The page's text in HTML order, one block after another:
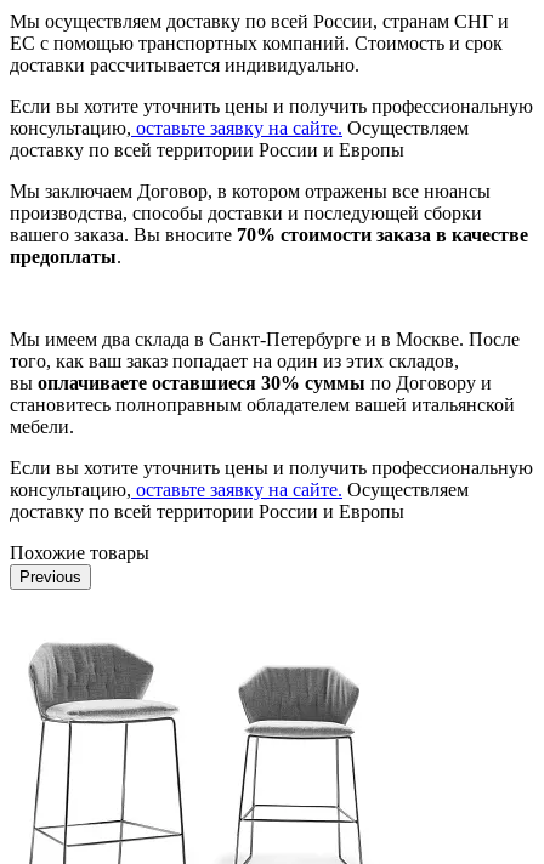
Мы осуществляем доставку по всей России, странам СНГ и
ЕС с помощью транспортных компаний. Стоимость и срок
доставки рассчитывается индивидуально.
Если вы хотите уточнить цены и получить профессиональную
консультацию, оставьте заявку на сайте. Осуществляем
доставку по всей территории России и Европы
Мы заключаем Договор, в котором отражены все нюансы
производства, способы доставки и последующей сборки
вашего заказа. Вы вносите 70% стоимости заказа в качестве
предоплаты.
Мы имеем два склада в Санкт-Петербурге и в Москве. После
того, как ваш заказ попадает на один из этих складов,
вы оплачиваете оставшиеся 30% суммы по Договору и
становитесь полноправным обладателем вашей итальянской
мебели.
Если вы хотите уточнить цены и получить профессиональную
консультацию, оставьте заявку на сайте. Осуществляем
доставку по всей территории России и Европы
Похожие товары
Previous